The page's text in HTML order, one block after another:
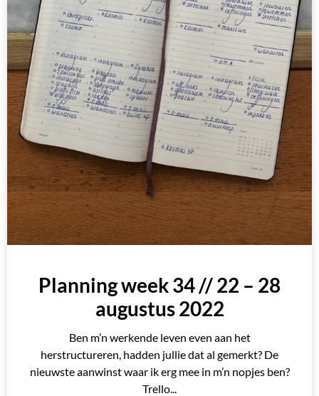
Planning week 34 // 22 – 28
augustus 2022
Ben m’n werkende leven even aan het
herstructureren, hadden jullie dat al gemerkt? De
nieuwste aanwinst waar ik erg mee in m’n nopjes ben?
Trello